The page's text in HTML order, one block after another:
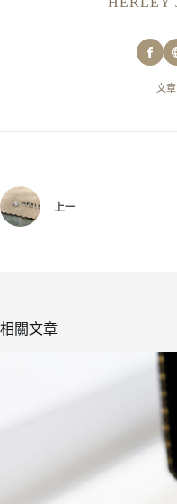
文
上一
相關文章